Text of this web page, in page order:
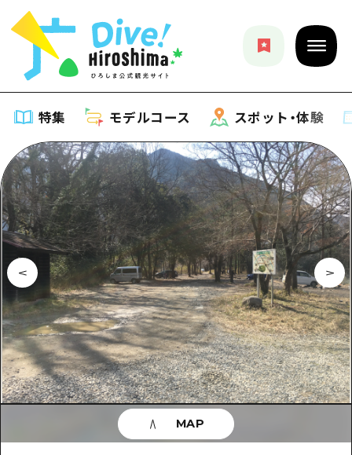
特集 モデルコース スポット・体験
特集
特集一覧
おすすめ
アート
イベント・祭り
グルメ・酒
サイクリング
ショッピング
スポーツ
モデルコース
モデルコース一覧
Dive! Hiroshima 公式ガイド
広島もしもトラベル
あたらしい非日常
広島市周辺
安芸
スポット・体験
スポット・体験一覧
広島市周辺
安芸
備後
備北
イベント
旬情報
お役立ち情報
お役立ち情報一覧
MAP